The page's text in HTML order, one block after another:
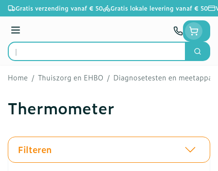
Ga naar de inhoud
Gratis verzending vanaf € 50 Gratis lokale levering vanaf € 50
Menu
Product, merk, categorie...
Zoek
Home / Thuiszorg en EHBO / Diagnosetesten en
Thermometer
Filteren